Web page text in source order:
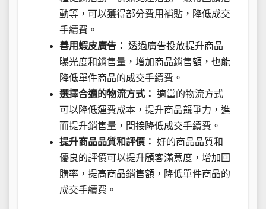
動等，可以獲得部分費用補貼，降低成交
手續費。
善用蝦皮廣告： 透過廣告投放提升商品
曝光度和銷售量，增加商品銷售額，也能
降低單件商品的成交手續費。
選擇合適的物流方式： 適當的物流方式
可以降低運費成本，提升商品競爭力，進
而提升銷售量，間接降低成交手續費。
提升商品品質和評價： 好的商品品質和
優良的評價可以提升顧客滿意度，增加回
購率，提高商品銷售額，降低單件商品的
成交手續費。